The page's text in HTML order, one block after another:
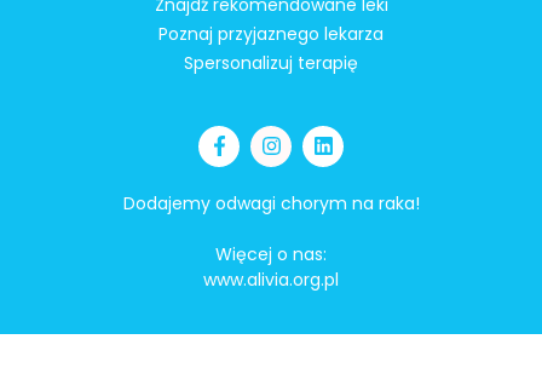
Poznaj przyjaznego lekarza
Spersonalizuj terapię
Dodajemy odwagi chorym na raka!
Więcej o nas:
www.alivia.org.pl